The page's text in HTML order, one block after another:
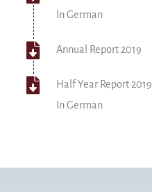
In German
Annual Report 2019
Half Year Report 2019
In German